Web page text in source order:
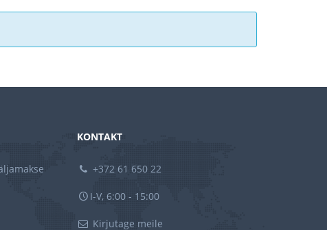
KONTAKT
+372 61 650 22
I-V, 6:00 - 15:00
Kirjutage meile